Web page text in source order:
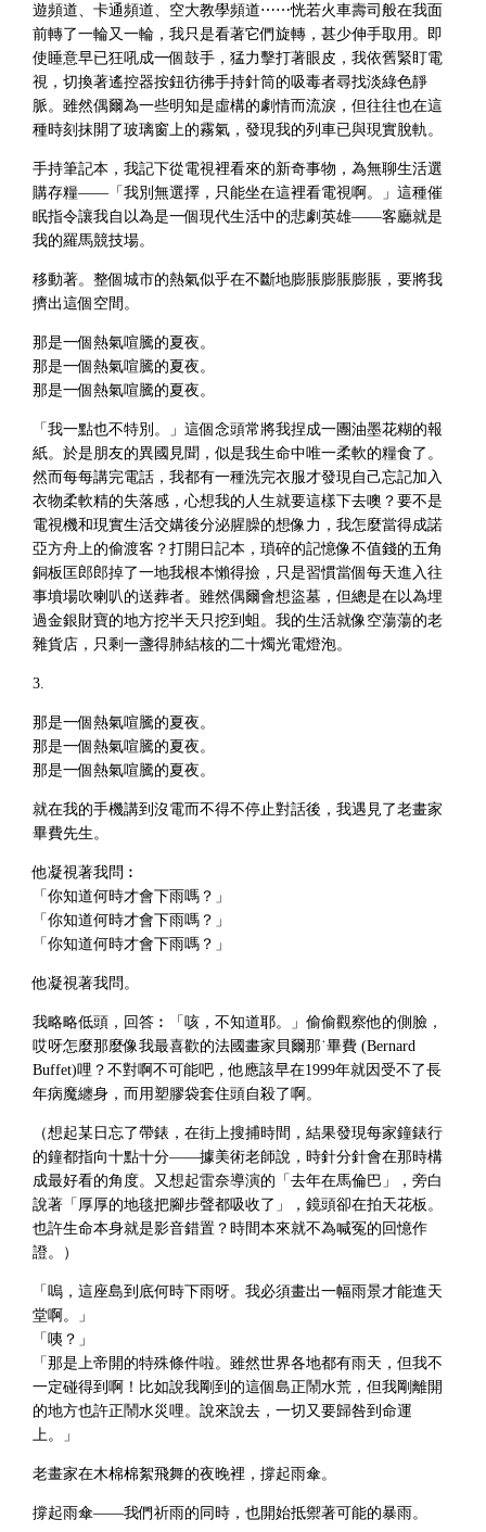
遊頻道、卡通頻道、空大教學頻道⋯⋯恍若火車壽司般在我面
前轉了一輪又一輪，我只是看著它們旋轉，甚少伸手取用。即
使睡意早已狂吼成一個鼓手，猛力擊打著眼皮，我依舊緊盯電
視，切換著遙控器按鈕彷彿手持針筒的吸毒者尋找淡綠色靜
脈。雖然偶爾為一些明知是虛構的劇情而流淚，但往往也在這
種時刻抹開了玻璃窗上的霧氣，發現我的列車已與現實脫軌。
手持筆記本，我記下從電視裡看來的新奇事物，為無聊生活選
購存糧——「我別無選擇，只能坐在這裡看電視啊。」這種催
眠指令讓我自以為是一個現代生活中的悲劇英雄——客廳就是
我的羅馬競技場。
移動著。整個城市的熱氣似乎在不斷地膨脹膨脹膨脹，要將我
擠出這個空間。
那是一個熱氣喧騰的夏夜。
那是一個熱氣喧騰的夏夜。
那是一個熱氣喧騰的夏夜。
「我一點也不特別。」這個念頭常將我捏成一團油墨花糊的報
紙。於是朋友的異國見聞，似是我生命中唯一柔軟的糧食了。
然而每每講完電話，我都有一種洗完衣服才發現自己忘記加入
衣物柔軟精的失落感，心想我的人生就要這樣下去噢？要不是
電視機和現實生活交媾後分泌腥臊的想像力，我怎麼當得成諾
亞方舟上的偷渡客？打開日記本，瑣碎的記憶像不值錢的五角
銅板匡郎郎掉了一地我根本懶得撿，只是習慣當個每天進入往
事墳場吹喇叭的送葬者。雖然偶爾會想盜墓，但總是在以為埋
過金銀財寶的地方挖半天只挖到蛆。我的生活就像空蕩蕩的老
雜貨店，只剩一盞得肺結核的二十燭光電燈泡。
3.
那是一個熱氣喧騰的夏夜。
那是一個熱氣喧騰的夏夜。
那是一個熱氣喧騰的夏夜。
就在我的手機講到沒電而不得不停止對話後，我遇見了老畫家
畢費先生。
他凝視著我問︰
「你知道何時才會下雨嗎？」
「你知道何時才會下雨嗎？」
「你知道何時才會下雨嗎？」
他凝視著我問。
我略略低頭，回答︰「咳，不知道耶。」偷偷觀察他的側臉，
哎呀怎麼那麼像我最喜歡的法國畫家貝爾那˙畢費 (Bernard
Buffet)哩？不對啊不可能吧，他應該早在1999年就因受不了長
年病魔纏身，而用塑膠袋套住頭自殺了啊。
（想起某日忘了帶錶，在街上搜捕時間，結果發現每家鐘錶行
的鐘都指向十點十分——據美術老師說，時針分針會在那時構
成最好看的角度。又想起雷奈導演的「去年在馬倫巴」，旁白
說著「厚厚的地毯把腳步聲都吸收了」，鏡頭卻在拍天花板。
也許生命本身就是影音錯置？時間本來就不為喊冤的回憶作
證。）
「嗚，這座島到底何時下雨呀。我必須畫出一幅雨景才能進天
堂啊。」
「咦？」
「那是上帝開的特殊條件啦。雖然世界各地都有雨天，但我不
一定碰得到啊！比如說我剛到的這個島正鬧水荒，但我剛離開
的地方也許正鬧水災哩。說來說去，一切又要歸咎到命運
上。」
老畫家在木棉棉絮飛舞的夜晚裡，撐起雨傘。
撐起雨傘——我們祈雨的同時，也開始抵禦著可能的暴雨。